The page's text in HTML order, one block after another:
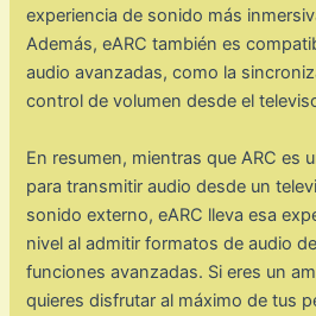
experiencia de sonido más
Además, eARC también es
audio avanzadas, como la
control de volumen desde el
En resumen, mientras que ARC es
para transmitir audio desde un
sonido externo, eARC lleva esa
nivel al admitir formatos de audio
funciones avanzadas. Si eres un
quieres disfrutar al máximo de tus